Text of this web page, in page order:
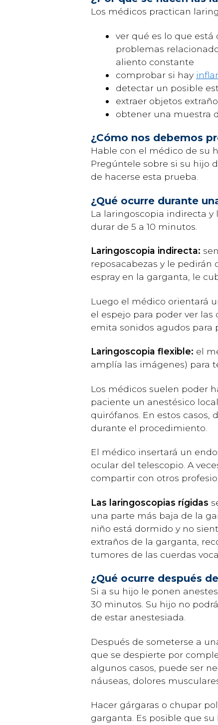
Los médicos practican
ver qué es lo que está
problemas
aliento constante
comprobar si hay
detectar un posible
extraer objetos
obtener una muestra
¿Cómo nos debemos
Hable con el médico de su
Pregúntele sobre si su hijo
de hacerse esta prueba.
¿Qué ocurre durante
La laringoscopia indirecta y
durar de 5 a 10 minutos.
Laringoscopia indirecta:
reposacabezas y le
espray en la garganta, le
Luego el médico orientará
el espejo para poder ver
emita sonidos agudos para
Laringoscopia flexible: el
amplía las imágenes) para
Los médicos suelen poder
paciente un anestésico
quirófanos. En estos casos,
durante el procedimiento.
El médico insertará un
ocular del telescopio. A
compartir con otros
Las laringoscopias rígidas
una parte más baja de la
niño está dormido y no
extraños de la garganta,
tumores de las cuerdas
¿Qué ocurre después
Si a su hijo le ponen
30 minutos. Su hijo no
de estar anestesiada.
Después de someterse a
que se despierte por
algunos casos, puede ser
náuseas, dolores
Hacer gárgaras o chupar
garganta. Es posible que